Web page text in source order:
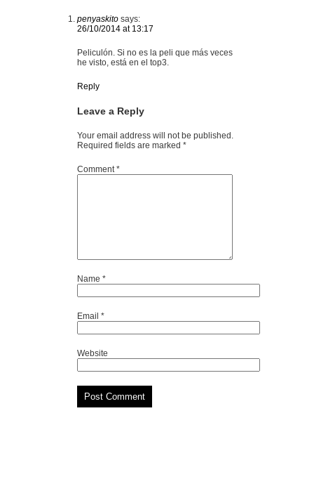
penyaskito says:
26/10/2014 at 13:17
Peliculón. Si no es la peli que más veces
he visto, está en el top3.
Reply
Leave a Reply
Your email address will not be published.
Required fields are marked *
Comment*
Name *
Email *
Website